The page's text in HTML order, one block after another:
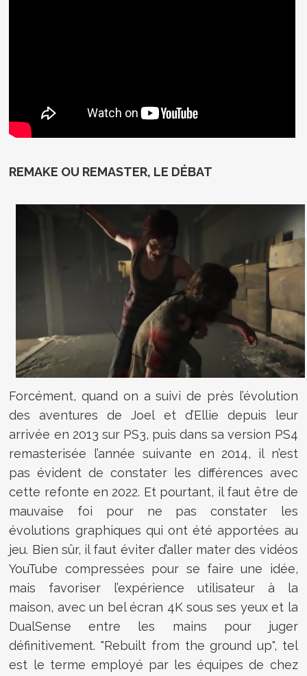
REMAKE OU REMASTER, LE DÉBAT
Forcément, quand on a suivi de près l’évolution
des aventures de Joel et d’Ellie depuis leur
arrivée en 2013 sur PS3, puis dans sa version PS4
remasterisée l’année suivante en 2014, il n’est
pas évident de constater les différences avec
cette refonte en 2022. Et pourtant, il faut être de
mauvaise foi pour ne pas constater les
évolutions graphiques qui ont été apportées au
jeu. Bien sûr, il faut éviter d’aller mater des vidéos
YouTube compressées pour se faire une idée,
mais favoriser l’expérience utilisateur à la
maison, avec un bel écran 4K sous ses yeux et la
DualSense entre les mains pour juger
définitivement. "Rebuilt from the ground up", tel
est le terme employé par les équipes de chez